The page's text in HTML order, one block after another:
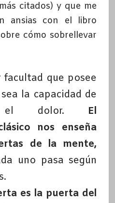
citados) y que me
ansias con el libro
cómo sobrellevar
facultad que posee
la capacidad de
el dolor. El
nos enseña
de la mente,
uno pasa según
es la puerta del